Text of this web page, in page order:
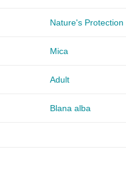
Nature's Protection
Mica
Adult
Blana alba